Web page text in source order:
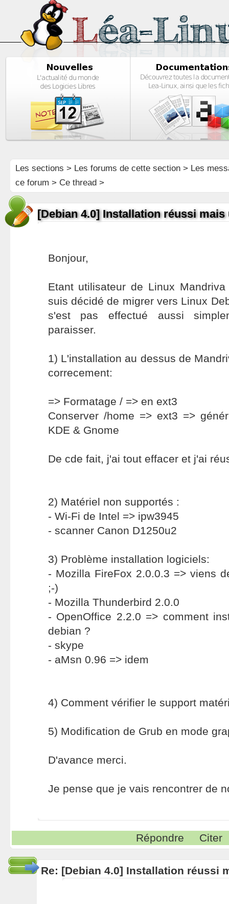
Les sections > Les forums de cette section> Les
ce forum > Ce thread >
[Debian 4.0] Installation réussi mais
Bonjour,
Etant utilisateur de Linux
suis décidé de migrer vers Linux
s'est pas effectué aussi
paraisser.
1) L'installation au dessus de
correcement:
=> Formatage / => en ext3
Conserver /home => ext3 =>
KDE & Gnome
De cde fait, j'ai tout effacer et j'ai
2) Matériel non supportés :
- Wi-Fi de Intel => ipw3945
- scanner Canon D1250u2
3) Problème installation logiciels:
- Mozilla FireFox 2.0.0.3 => viens
;-)
- Mozilla Thunderbird 2.0.0
- OpenOffice 2.2.0 => comment
debian ?
- skype
- aMsn 0.96 => idem
4) Comment vérifier le support
5) Modification de Grub en mode
D'avance merci.
Je pense que je vais rencontrer de
Répondre Citer
Re: [Debian 4.0] Installation réussi